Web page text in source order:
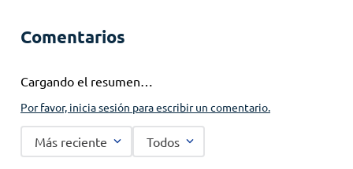
Comentarios
Cargando el resumen…
Por favor, inicia sesión para escribir un comentario.
Más reciente Todos